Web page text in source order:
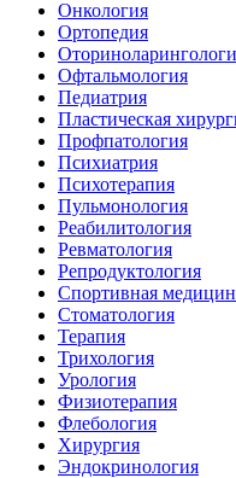
Онкология
Ортопедия
Офтальмология
Педиатрия
Пластическая
Профпатология
Психиатрия
Психотерапия
Пульмонология
Реабилитология
Ревматология
Репродуктология
Спортивная
Стоматология
Терапия
Трихология
Урология
Физиотерапия
Флебология
Хирургия
Эндокринология